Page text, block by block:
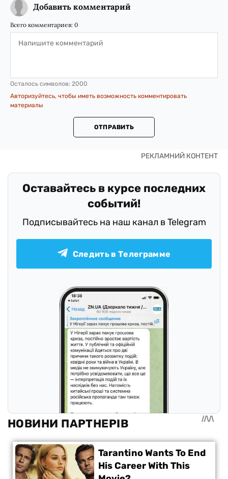
Добавить комментарий
Всего комментариев: 0
Осталось символов: 2000
Авторизуйтесь, чтобы иметь возможность комментировать
материалы
ОТПРАВИТЬ
Оставайтесь в курсе последних
событий!
Подписывайтесь на наш канал в Telegram
Следить в Телеграмме